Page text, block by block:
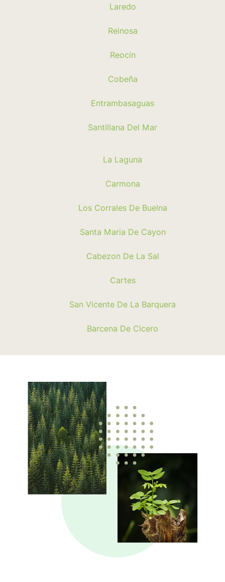
Laredo
Reinosa
Reocin
Cobeña
Entrambasaguas
Santillana Del Mar
La Laguna
Carmona
Los Corrales De Buelna
Santa Maria De Cayon
Cabezon De La Sal
Cartes
San Vicente De La Barquera
Barcena De Cicero